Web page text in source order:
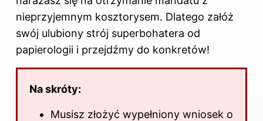
nieprzyjemnym kosztorysem. Dlatego załóż
swój ulubiony strój superbohatera od
papierologii i przejdźmy do konkretów!
Na skróty:
Musisz złożyć wypełniony wniosek o